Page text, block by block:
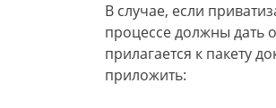
В случае, если
процессе должны дать
прилагается к пакету
приложить: